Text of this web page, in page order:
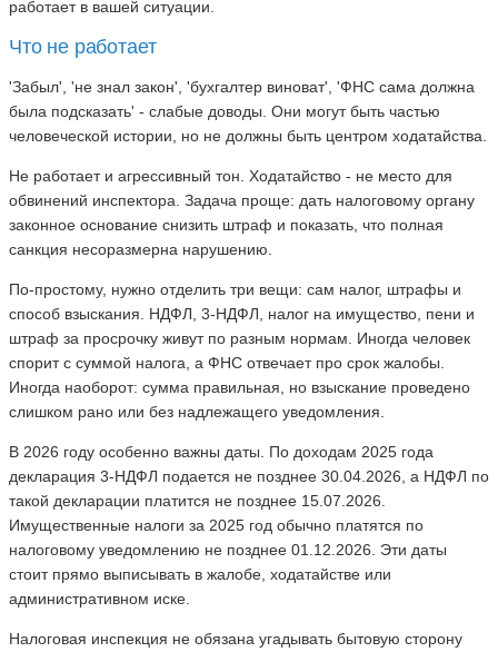
работает в вашей ситуации.
Что не работает
'Забыл', 'не знал закон', 'бухгалтер виноват', 'ФНС сама должна
была подсказать' - слабые доводы. Они могут быть частью
человеческой истории, но не должны быть центром ходатайства.
Не работает и агрессивный тон. Ходатайство - не место для
обвинений инспектора. Задача проще: дать налоговому органу
законное основание снизить штраф и показать, что полная
санкция несоразмерна нарушению.
По-простому, нужно отделить три вещи: сам налог, штрафы и
способ взыскания. НДФЛ, 3-НДФЛ, налог на имущество, пени и
штраф за просрочку живут по разным нормам. Иногда человек
спорит с суммой налога, а ФНС отвечает про срок жалобы.
Иногда наоборот: сумма правильная, но взыскание проведено
слишком рано или без надлежащего уведомления.
В 2026 году особенно важны даты. По доходам 2025 года
декларация 3-НДФЛ подается не позднее 30.04.2026, а НДФЛ по
такой декларации платится не позднее 15.07.2026.
Имущественные налоги за 2025 год обычно платятся по
налоговому уведомлению не позднее 01.12.2026. Эти даты
стоит прямо выписывать в жалобе, ходатайстве или
административном иске.
Налоговая инспекция не обязана угадывать бытовую сторону